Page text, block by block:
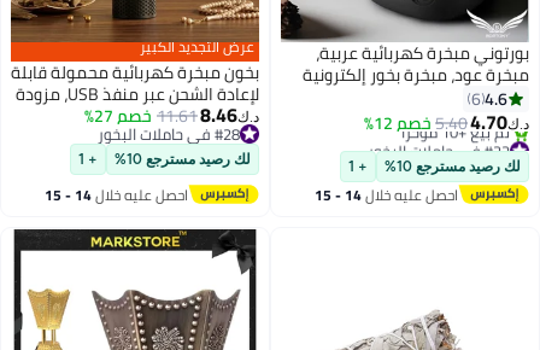
مبخرة كهربائية عربية،
عود، مبخرة بخور إلكترونية
مع مؤشر بطارية، مناسبة
والسيارة
4.6
6
4.70
5.40خصم 12%
البخور
سعر في 30 يوم
بيع +10 مؤخرًا
البخور
مسترجع 10% + 1
احصل عليه خلال 14 - 15
عرض التجديد الكبير
بخون مبخرة كهربائية محمولة قابلة
لإعادة الشحن عبر منفذ USB، مزودة
بعنق تمديد مرن، مبخرة إلكترونية
يدوية لتعطير الملابس والمنزل
8.46
11.61خصم 27%
#28 في حاملات البخور
#28 في حاملات البخور
لك رصيد مسترجع 10% + 1
احصل عليه خلال 14 - 15